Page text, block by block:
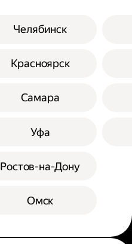
Челябинск
Красноярск
Самара
Уфа
Ростов-на-Дону
Омск